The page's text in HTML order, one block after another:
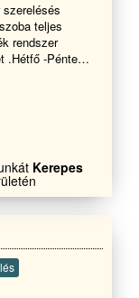
teljes
rendszer
.Hétfő -Péntek
Kerepes